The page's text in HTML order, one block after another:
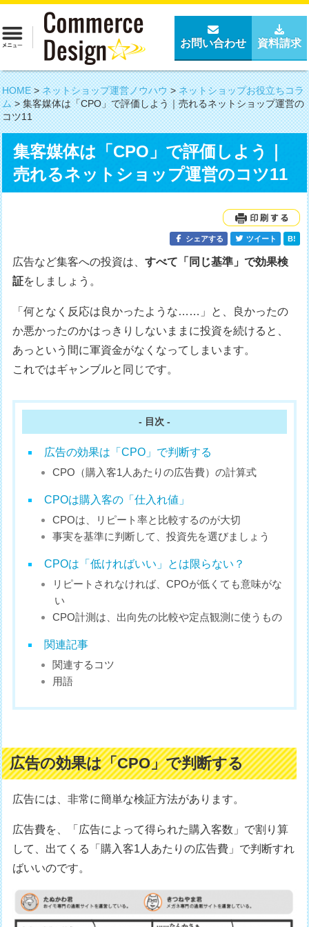
お問い合わせ 資料請求
HOME>ネットショップ運営ノウハウ>ネットショップお役立ちコラ
ム>集客媒体は「CPO」で評価しよう｜売れるネットショップ運営の
コツ11
集客媒体は「CPO」で評価しよう｜
売れるネットショップ運営のコツ11
シェアする ツイート B!
広告など集客への投資は、すべて「同じ基準」で効果検
証をしましょう。
「何となく反応は良かったような……」と、良かったの
か悪かったのかはっきりしないままに投資を続けると、
あっという間に軍資金がなくなってしまいます。
これではギャンブルと同じです。
- 目次 -
広告の効果は「CPO」で判断する
CPO（購入客1人あたりの広告費）の計算式
CPOは購入客の「仕入れ値」
CPOは、リピート率と比較するのが大切
事実を基準に判断して、投資先を選びましょう
CPOは「低ければいい」とは限らない？
リピートされなければ、CPOが低くても意味がな
い
CPO計測は、出向先の比較や定点観測に使うもの
関連記事
関連するコツ
用語
広告の効果は「CPO」で判断する
広告には、非常に簡単な検証方法があります。
広告費を、「広告によって得られた購入客数」で割り算
して、出てくる「購入客1人あたりの広告費」で判断すれ
ばいいのです。